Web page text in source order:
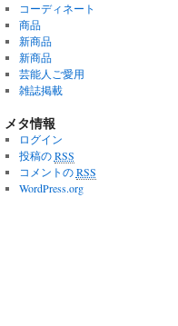
コーディネート
商品
新商品
新商品
芸能人ご愛用
雑誌掲載
メタ情報
ログイン
投稿のRSS
コメントのRSS
WordPress.org